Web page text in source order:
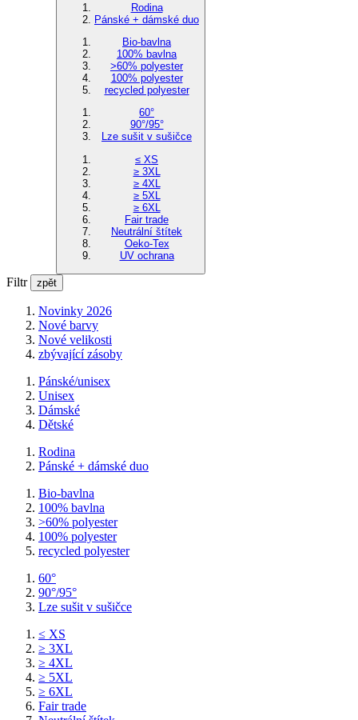
Rodina
Pánské + dámské duo
Bio-bavlna
100% bavlna
>60% polyester
100% polyester
recycled polyester
60°
90°/95°
Lze sušit v sušičce
≤ XS
≥ 3XL
≥ 4XL
≥ 5XL
≥ 6XL
Fair trade
Neutrální štítek
Oeko-Tex
UV ochrana
Filtr zpět
Novinky 2026
Nové barvy
Nové velikosti
zbývající zásoby
Pánské/unisex
Unisex
Dámské
Dětské
Rodina
Pánské + dámské duo
Bio-bavlna
100% bavlna
>60% polyester
100% polyester
recycled polyester
60°
90°/95°
Lze sušit v sušičce
≤ XS
≥ 3XL
≥ 4XL
≥ 5XL
≥ 6XL
Fair trade